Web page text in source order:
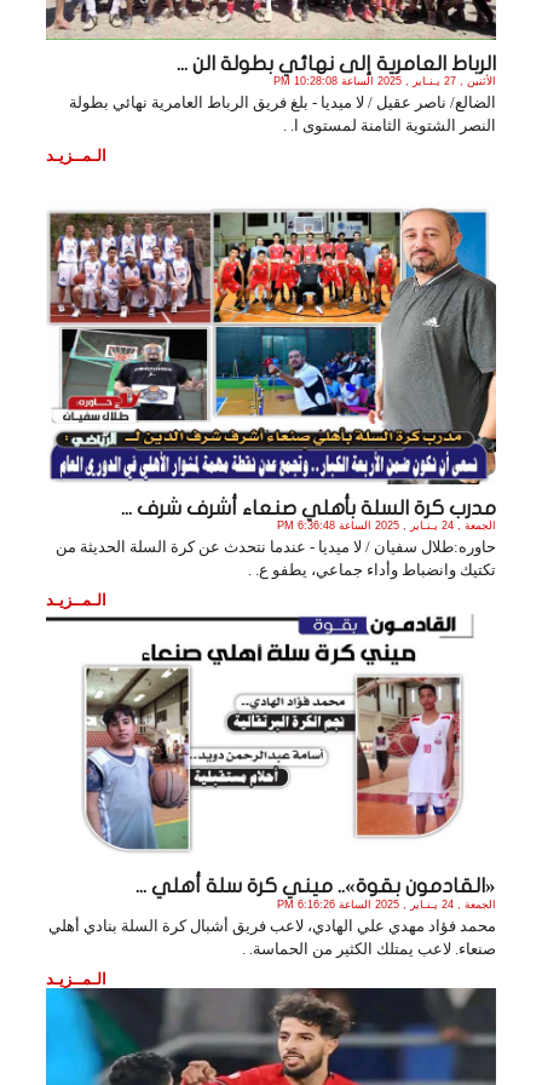
الرباط العامرية إلى نهائي بطولة الن ...
الأثنين , 27 يـنـاير , 2025 الساعة 10:28:08 PM
الضالع/ ناصر عقيل / لا ميديا - بلغ فريق الرباط العامرية نهائي بطولة
النصر الشتوية الثامنة ‏لمستوى ا. .
الـمــزيـد
مدرب كرة السلة بأهلي صنعاء أشرف شرف ...
الجمعة , 24 يـنـاير , 2025 الساعة 6:36:48 PM
حاوره:طلال سفيان / لا ميديا - عندما نتحدث عن كرة السلة الحديثة من
تكتيك وانضباط وأداء جماعي، يطفو ع. .
الـمــزيـد
«القادمون بقوة».. ميني كرة سلة أهلي ...
الجمعة , 24 يـنـاير , 2025 الساعة 6:16:26 PM
محمد فؤاد مهدي علي الهادي، لاعب فريق أشبال كرة السلة بنادي أهلي
صنعاء. لاعب يمتلك الكثير من الحماسة. .
الـمــزيـد